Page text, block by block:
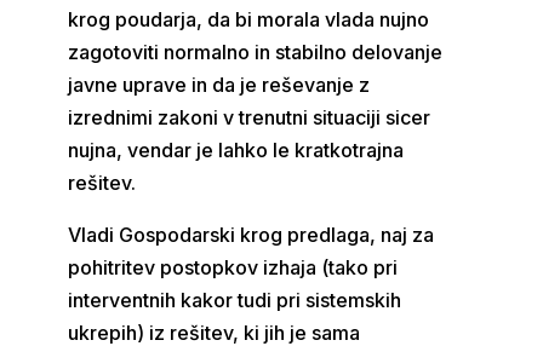
krog poudarja, da bi morala vlada nujno
zagotoviti normalno in stabilno delovanje
javne uprave in da je reševanje z
izrednimi zakoni v trenutni situaciji sicer
nujna, vendar je lahko le kratkotrajna
rešitev.
Vladi Gospodarski krog predlaga, naj za
pohitritev postopkov izhaja (tako pri
interventnih kakor tudi pri sistemskih
ukrepih) iz rešitev, ki jih je sama